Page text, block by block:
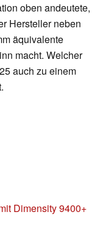
oben andeutete,
Hersteller neben
äquivalente
macht. Welcher
auch zu einem
Dimensity 9400+